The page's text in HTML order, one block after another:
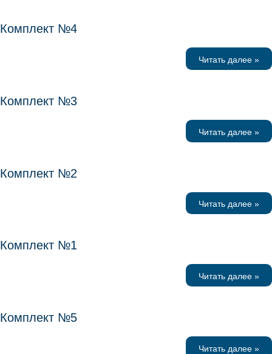
Комплект №4
Читать далее »
Комплект №3
Читать далее »
Комплект №2
Читать далее »
Комплект №1
Читать далее »
Комплект №5
Читать далее »